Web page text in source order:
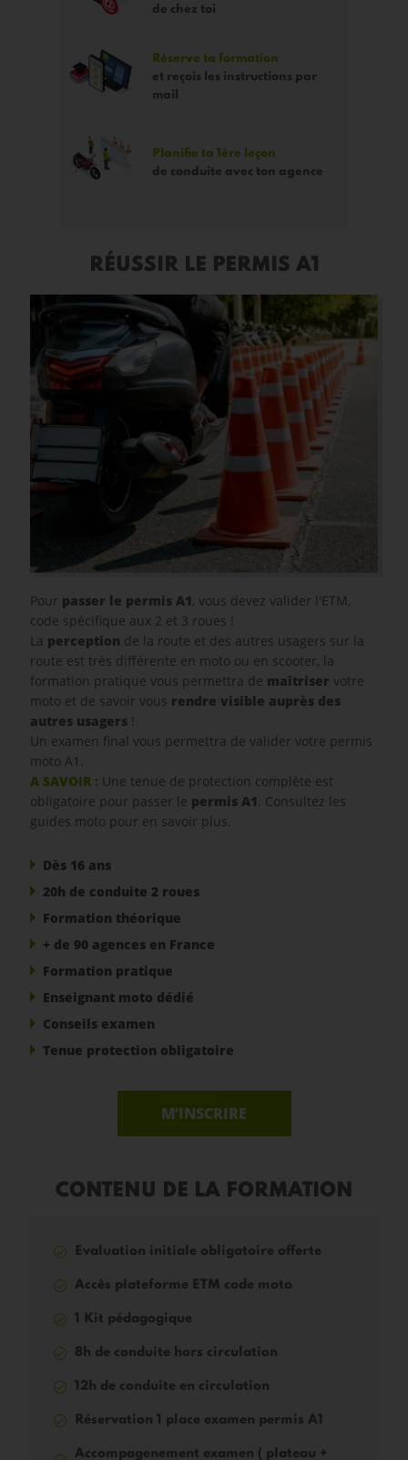
de chez toi
Réserve ta formation
et reçois les instructions par
mail
Planifie ta 1ère leçon
de conduite avec ton agence
RÉUSSIR LE PERMIS A1
Pour passer le permis A1, vous devez valider l'ETM,
code spécifique aux 2 et 3 roues !
La perception de la route et des autres usagers sur la
route est très différente en moto ou en scooter, la
formation pratique vous permettra de maîtriser votre
moto et de savoir vous rendre visible auprès des
autres usagers !
Un examen final vous permettra de valider votre permis
moto A1.
A SAVOIR : Une tenue de protection complète est
obligatoire pour passer le permis A1. Consultez les
guides moto pour en savoir plus.
Dès 16 ans
20h de conduite 2 roues
Formation théorique
+ de 90 agences en France
Formation pratique
Enseignant moto dédié
Conseils examen
Tenue protection obligatoire
M’INSCRIRE
CONTENU DE LA FORMATION
Evaluation initiale obligatoire offerte
Accès plateforme ETM code moto
1 Kit pédagogique
8h de conduite hors circulation
12h de conduite en circulation
Réservation 1 place examen permis A1
Accompagenement examen ( plateau +